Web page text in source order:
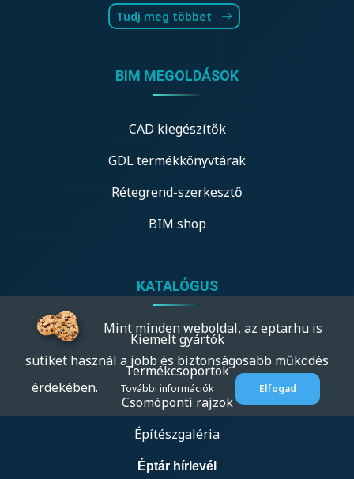
Tudj meg többet
BIM MEGOLDÁSOK
CAD kiegészítők
GDL termékkönyvtárak
Rétegrend-szerkesztő
BIM shop
KATALÓGUS
Kiemelt gyártók
Termékcsoportok
Csomóponti rajzok
Építészgaléria
Éptár hírlevél
Mint minden weboldal, az eptar.hu is
sütiket használ a jobb és biztonságosabb működés
érdekében.
További információk Elfogad